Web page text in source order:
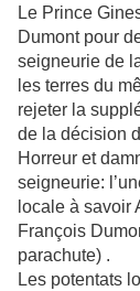
Le Prince
Dumont pour
seigneurie de
les terres du
rejeter la
de la décision
Horreur et
seigneurie:
locale à savoir
François
parachute) .
Les potentats